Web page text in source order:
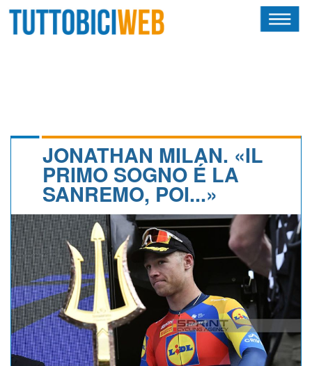
CALENDARIO
ALBI D'ORO
NEWSLETTER
JONATHAN MILAN. «IL
PRIMO SOGNO É LA
SANREMO, POI...»